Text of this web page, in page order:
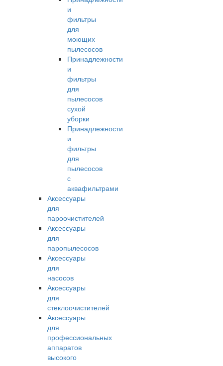
и
фильтры
для
моющих
пылесосов
Принадлежности
и
фильтры
для
пылесосов
сухой
уборки
Принадлежности
и
фильтры
для
пылесосов
с
аквафильтрами
Аксессуары
для
пароочистителей
Аксессуары
для
паропылесосов
Аксессуары
для
насосов
Аксессуары
для
стеклоочистителей
Аксессуары
для
профессиональных
аппаратов
высокого